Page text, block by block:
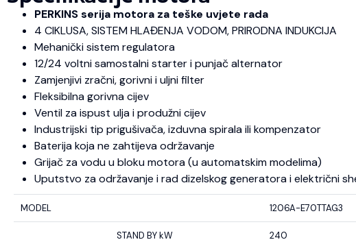
PERKINS serija motora za teške uvjete rada
4 CIKLUSA, SISTEM HLAĐENJA VODOM, PRIRODNA INDUKCIJA
Mehanički sistem regulatora
12/24 voltni samostalni starter i punjač alternator
Zamjenjivi zračni, gorivni i uljni filter
Fleksibilna gorivna cijev
Ventil za ispust ulja i produžni cijev
Industrijski tip prigušivača, izduvna spirala ili kompenzator
Baterija koja ne zahtijeva održavanje
Grijač za vodu u bloku motora (u automatskim modelima)
Uputstvo za održavanje i rad dizelskog generatora i električni
MODEL 1206A-E70TTAG3
STAND BY kW 240